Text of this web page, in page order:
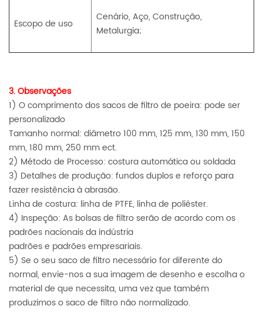
Escopo de uso
Cenário, Aço, Construção,
Metalurgia;
3. Observações
1) O comprimento dos sacos de filtro de poeira: pode ser
personalizado
Tamanho normal: diâmetro 100 mm, 125 mm, 130 mm, 150
mm, 180 mm, 250 mm ect.
2) Método de Processo: costura automática ou soldada
3) Detalhes de produção: fundos duplos e reforço para
fazer resistência à abrasão.
Linha de costura: linha de PTFE, linha de poliéster.
4) Inspeção: As bolsas de filtro serão de acordo com os
padrões nacionais da indústria
padrões e padrões empresariais.
5) Se o seu saco de filtro necessário for diferente do
normal, envie-nos a sua imagem de desenho e escolha o
material de que necessita, uma vez que também
produzimos o saco de filtro não normalizado.